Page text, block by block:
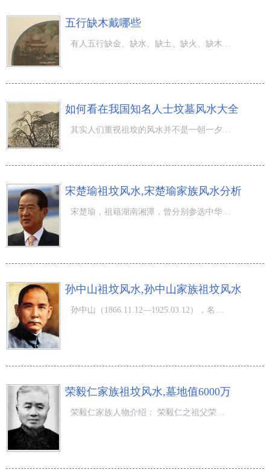
五行缺木戴哪些
如何看在我国知名人士坟墓风水大全
宋楚瑜祖坟风水,宋楚瑜家族风水分析
孙中山祖坟风水,孙中山家族祖坟风水
孙中山（1866.11.12—1925.03.12），名孙文，字载之，号逸仙。中国近代民主主义革命的先行者，中华民国和中
荣毅仁家族祖坟风水,墓地值6000万
荣毅仁家族人物介绍： 荣毅仁之祖父荣煕泰 首安风水大地，造就日后的荣氏家族大业。 荣毅仁之父荣德生简介